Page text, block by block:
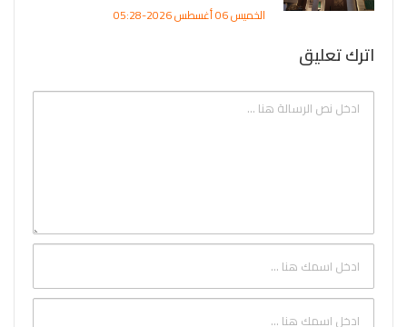
الخميس 06 أغسطس 2026-05:28
اترك تعليق